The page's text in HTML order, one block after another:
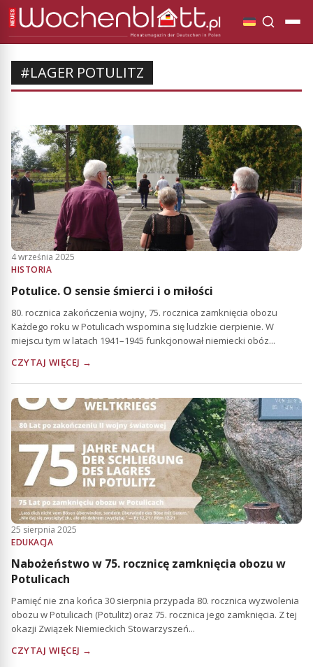
#LAGER POTULITZ
4 września 2025
HISTORIA
Potulice. O sensie śmierci i o miłości
80. rocznica zakończenia wojny, 75. rocznica zamknięcia obozu
Każdego roku w Potulicach wspomina się ludzkie cierpienie. W
miejscu tym w latach 1941–1945 funkcjonował niemiecki obóz...
CZYTAJ WIĘCEJ →
25 sierpnia 2025
EDUKACJA
Nabożeństwo w 75. rocznicę zamknięcia obozu w
Potulicach
Pamięć nie zna końca 30 sierpnia przypada 80. rocznica wyzwolenia
obozu w Potulicach (Potulitz) oraz 75. rocznica jego zamknięcia. Z tej
okazji Związek Niemieckich Stowarzyszeń...
CZYTAJ WIĘCEJ →